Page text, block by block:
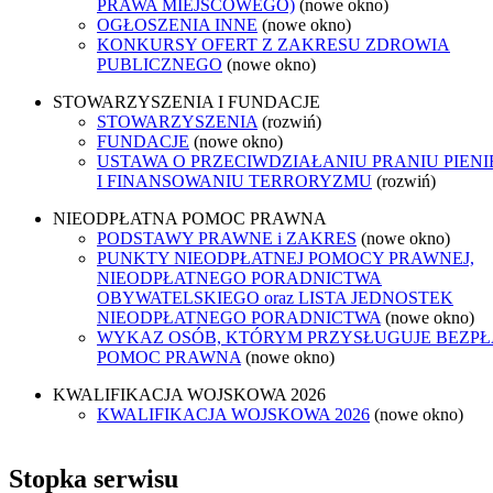
PRAWA MIEJSCOWEGO) (nowe okno)
OGŁOSZENIA INNE (nowe okno)
KONKURSY OFERT Z ZAKRESU ZDROWIA
PUBLICZNEGO (nowe okno)
STOWARZYSZENIA I FUNDACJE
STOWARZYSZENIA (rozwiń)
FUNDACJE (nowe okno)
USTAWA O PRZECIWDZIAŁANIU PRANIU
I FINANSOWANIU TERRORYZMU (rozwiń)
NIEODPŁATNA POMOC PRAWNA
PODSTAWY PRAWNE i ZAKRES (nowe okno)
PUNKTY NIEODPŁATNEJ POMOCY PRAWNEJ,
NIEODPŁATNEGO PORADNICTWA
OBYWATELSKIEGO oraz LISTA JEDNOSTEK
NIEODPŁATNEGO PORADNICTWA (nowe okno)
WYKAZ OSÓB, KTÓRYM PRZYSŁUGUJE
POMOC PRAWNA (nowe okno)
KWALIFIKACJA WOJSKOWA 2026
KWALIFIKACJA WOJSKOWA 2026 (nowe okno)
Stopka serwisu